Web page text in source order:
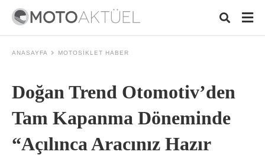
ANASAYFA MOTOSIKLET HABER
Doğan Trend Otomotiv’den
Tam Kapanma Döneminde
“Açılınca Aracınız Hazır